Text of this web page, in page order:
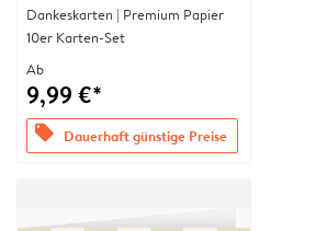
Dankeskarten | Premium Papier
10er Karten-Set
Ab
9,99 €*
offers Dauerhaft günstige Preise